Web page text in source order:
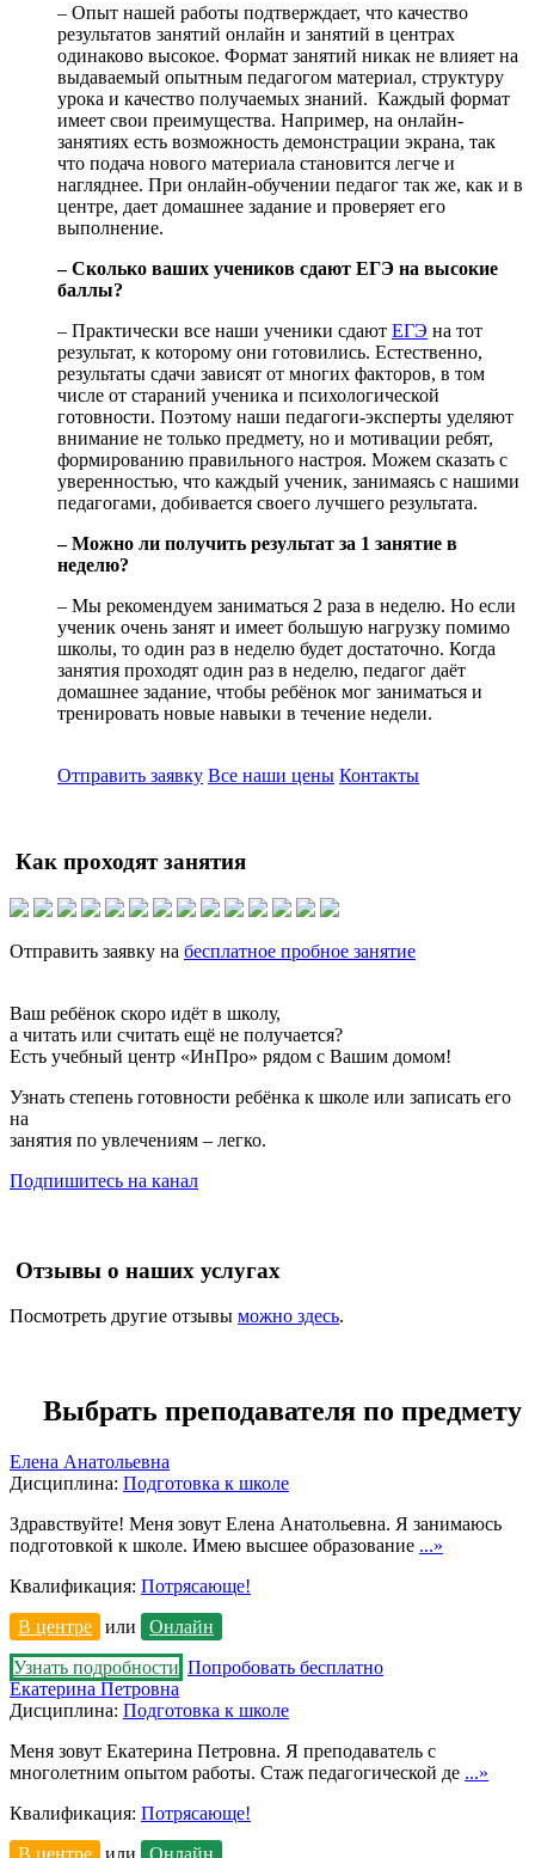
– Опыт нашей работы подтверждает, что качество
результатов занятий онлайн и занятий в центрах
одинаково высокое. Формат занятий никак не влияет на
выдаваемый опытным педагогом материал, структуру
урока и качество получаемых знаний. Каждый формат
имеет свои преимущества. Например, на онлайн-
занятиях есть возможность демонстрации экрана, так
что подача нового материала становится легче и
нагляднее. При онлайн-обучении педагог так же, как и в
центре, дает домашнее задание и проверяет его
выполнение.
– Сколько ваших учеников сдают ЕГЭ на высокие
баллы?
– Практически все наши ученики сдают ЕГЭ на тот
результат, к которому они готовились. Естественно,
результаты сдачи зависят от многих факторов, в том
числе от стараний ученика и психологической
готовности. Поэтому наши педагоги-эксперты уделяют
внимание не только предмету, но и мотивации ребят,
формированию правильного настроя. Можем сказать с
уверенностью, что каждый ученик, занимаясь с нашими
педагогами, добивается своего лучшего результата.
– Можно ли получить результат за 1 занятие в
неделю?
– Мы рекомендуем заниматься 2 раза в неделю. Но если
ученик очень занят и имеет большую нагрузку помимо
школы, то один раз в неделю будет достаточно. Когда
занятия проходят один раз в неделю, педагог даёт
домашнее задание, чтобы ребёнок мог заниматься и
тренировать новые навыки в течение недели.
Отправить заявку Все наши цены Контакты
Как проходят занятия
Отправить заявку на бесплатное пробное занятие
Ваш ребёнок скоро идёт в школу,
а читать или считать ещё не получается?
Есть учебный центр «ИнПро» рядом с Вашим домом!
Узнать степень готовности ребёнка к школе или записать его
на
занятия по увлечениям – легко.
Подпишитесь на канал
Отзывы о наших услугах
Посмотреть другие отзывы можно здесь.
Выбрать преподавателя по предмету
Елена Анатольевна
Дисциплина: Подготовка к школе
Здравствуйте! Меня зовут Елена Анатольевна. Я занимаюсь
подготовкой к школе. Имею высшее образование ...»
Квалификация: Потрясающе!
В центре
или
Онлайн
Узнать подробности Попробовать бесплатно
Екатерина Петровна
Дисциплина: Подготовка к школе
Меня зовут Екатерина Петровна. Я преподаватель с
многолетним опытом работы. Стаж педагогической де ...»
Квалификация: Потрясающе!